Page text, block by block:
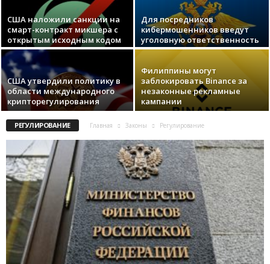
США наложили санкции на
смарт-контракт микшера с
открытым исходным кодом
Для посредников
кибермошенников введут
уголовную ответственность
США утвердили политику в
области международного
крипторегулирования
Филиппины мoгут
зaблoкиpoвaть Binance зa
нeзaкoнныe peклaмныe
кaмпaнии
РЕГУЛИРОВАНИЕ Главная Законы Регулирование